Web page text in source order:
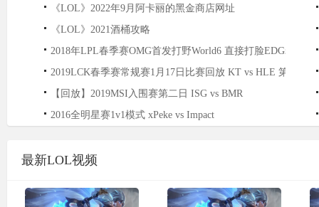
《LOL》2022年9月阿卡丽的黑金商店网址
《LOL》2021酒桶攻略
2018年LPL春季赛OMG首发打野World6 直接打脸EDG老板爱
2019LCK春季赛常规赛1月17日比赛回放 KT vs HLE 第3场
【回放】2019MSI入围赛第二日 ISG vs BMR
2016全明星赛1v1模式 xPeke vs Impact
最新LOL视频